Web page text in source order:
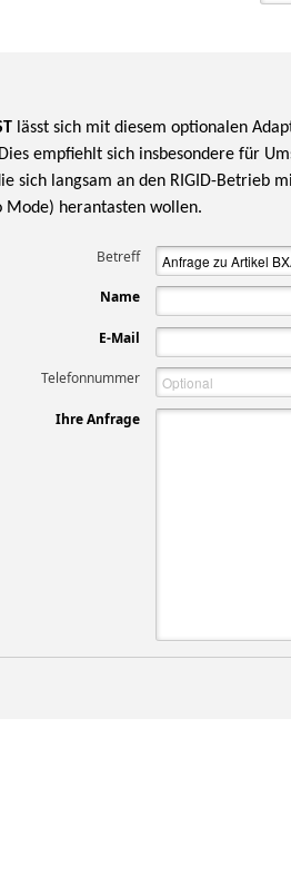
lässt sich mit diesem optionalen
empfiehlt sich insbesondere für
sich langsam an den RIGID-Betrieb
Mode) herantasten wollen.
Betreff
Name
E-Mail
Telefonnummer
Ihre Anfrage